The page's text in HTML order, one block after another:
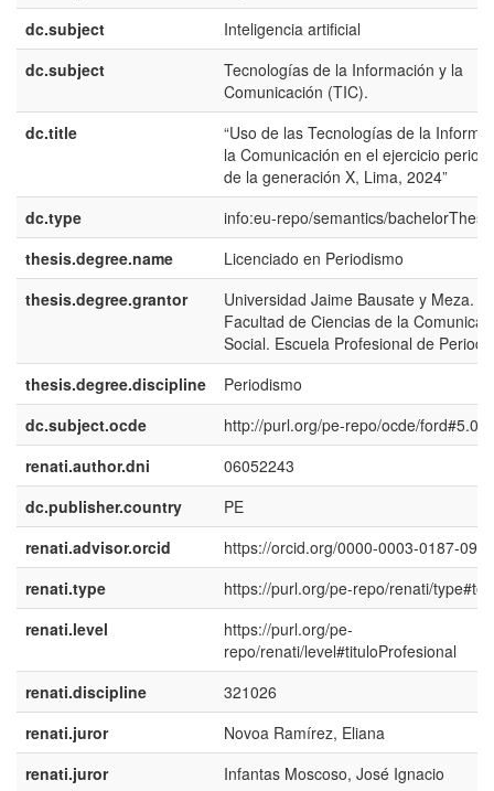
dc.subject
Inteligencia artificial
dc.subject
Tecnologías de la Información y la
Comunicación (TIC).
dc.title
“Uso de las Tecnologías de la
la Comunicación en el ejercicio
de la generación X, Lima, 2024”
dc.type
info:eu-repo/semantics/bachelorThesis
thesis.degree.name
Licenciado en Periodismo
thesis.degree.grantor
Universidad Jaime Bausate y Meza.
Facultad de Ciencias de la
Social. Escuela Profesional de
thesis.degree.discipline
Periodismo
dc.subject.ocde
http://purl.org/pe-repo/ocde/
renati.author.dni
06052243
dc.publisher.country
PE
renati.advisor.orcid
https://orcid.org/0000-0003-0187-0967
renati.type
https://purl.org/pe-repo/renati/
renati.level
https://purl.org/pe-
repo/renati/level#tituloProfesional
renati.discipline
321026
renati.juror
Novoa Ramírez, Eliana
renati.juror
Infantas Moscoso, José Ignacio